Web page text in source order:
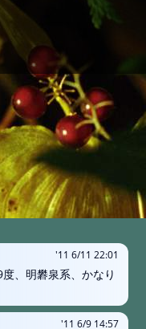
'11 6/11 22:01
、明礬泉系、かなり
'11 6/9 14:57